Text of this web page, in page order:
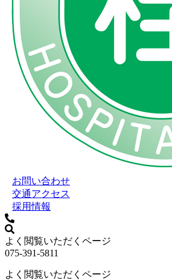
お問い合わせ
交通アクセス
採用情報
よく閲覧いただくページ
075-391-5811
よく閲覧いただくページ